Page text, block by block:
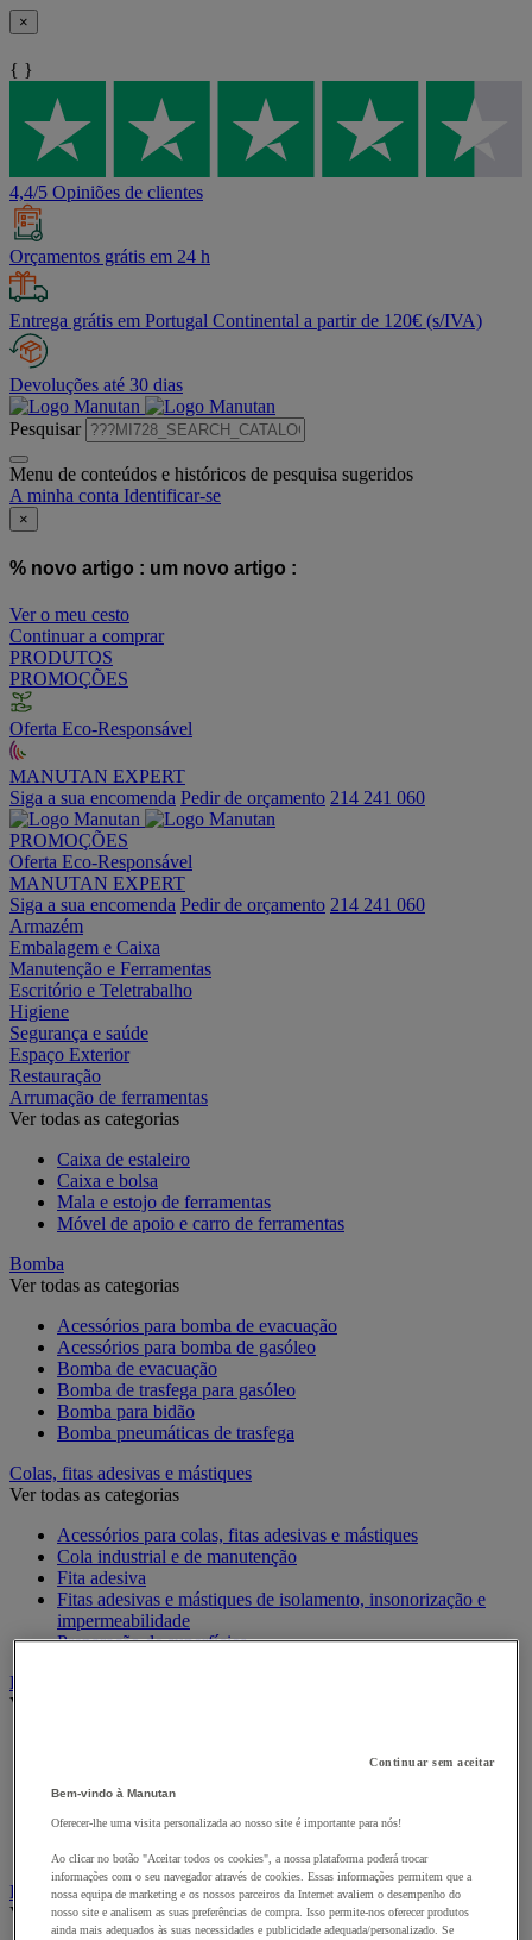
×
{ }
4,4/5 Opiniões de clientes
Orçamentos grátis em 24 h
Entrega grátis em Portugal Continental a partir de 120€ (s/IVA)
Devoluções até 30 dias
Pesquisar
Menu de conteúdos e históricos de pesquisa sugeridos
A minha conta Identificar-se
×
% novo artigo : um novo artigo :
Ver o meu cesto
Continuar a comprar
PRODUTOS
PROMOÇÕES
Oferta Eco-Responsável
MANUTAN EXPERT
Siga a sua encomenda Pedir de orçamento 214 241 060
PROMOÇÕES
Oferta Eco-Responsável
MANUTAN EXPERT
Siga a sua encomenda Pedir de orçamento 214 241 060
Armazém
Embalagem e Caixa
Manutenção e Ferramentas
Escritório e Teletrabalho
Higiene
Segurança e saúde
Espaço Exterior
Restauração
Arrumação de ferramentas
Ver todas as categorias
Caixa de estaleiro
Caixa e bolsa
Mala e estojo de ferramentas
Móvel de apoio e carro de ferramentas
Bomba
Ver todas as categorias
Acessórios para bomba de evacuação
Acessórios para bomba de gasóleo
Bomba de evacuação
Bomba de trasfega para gasóleo
Bomba para bidão
Bomba pneumáticas de trasfega
Colas, fitas adesivas e mástiques
Ver todas as categorias
Acessórios para colas, fitas adesivas e mástiques
Cola industrial e de manutenção
Fita adesiva
Fitas adesivas e mástiques de isolamento, insonorização e
impermeabilidade
Preparação de superfícies
Eletricidade
Ver todas as categorias
Cabo Elétrico
Extensão, tira e enrolador
Tomada e interruptor
Ferramentas Elétricas
Ver todas as categorias
Continuar sem aceitar
Bem-vindo à Manutan
Oferecer-lhe uma visita personalizada ao nosso site é importante para nós!
Ao clicar no botão "Aceitar todos os cookies", a nossa plataforma poderá trocar
informações com o seu navegador através de cookies. Essas informações permitem que a
nossa equipa de marketing e os nossos parceiros da Internet avaliem o desempenho do
nosso site e analisem as suas preferências de compra. Isso permite-nos oferecer produtos
ainda mais adequados às suas necessidades e publicidade adequada/personalizado. Se